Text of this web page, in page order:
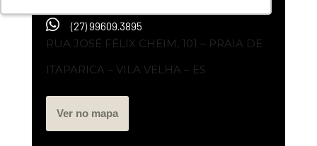
(27) 99609.3895
RUA JOSÉ FÉLIX CHEIM, 101 – PRAIA DE
ITAPARICA – VILA VELHA – ES
Ver no mapa